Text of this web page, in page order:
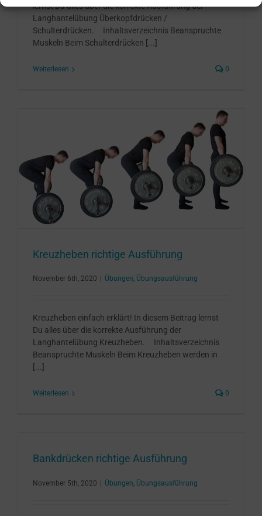
lernst Du alles über die korrekte Ausführung der
Langhantelübung Überkopfdrücken /
Schulterdrücken. Inhaltsverzeichnis Beanspruchte
Muskeln Beim Schulterdrücken [...]
Weiterlesen 0
Kreuzheben richtige Ausführung
November 6th, 2020 Übungen, Übungsausführung
Kreuzheben einfach erklärt! In diesem Beitrag lernst
Du alles über die korrekte Ausführung der
Langhantelübung Kreuzheben. Inhaltsverzeichnis
Beanspruchte Muskeln Beim Kreuzheben werden in
[...]
Weiterlesen 0
Bankdrücken richtige Ausführung
November 5th, 2020 | Übungen Übungsausführung